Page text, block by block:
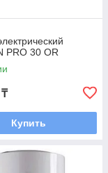
PRO 30 OR
₸
Купить